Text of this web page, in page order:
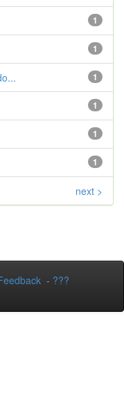
1
1
1
1
1
1
next >
- ???